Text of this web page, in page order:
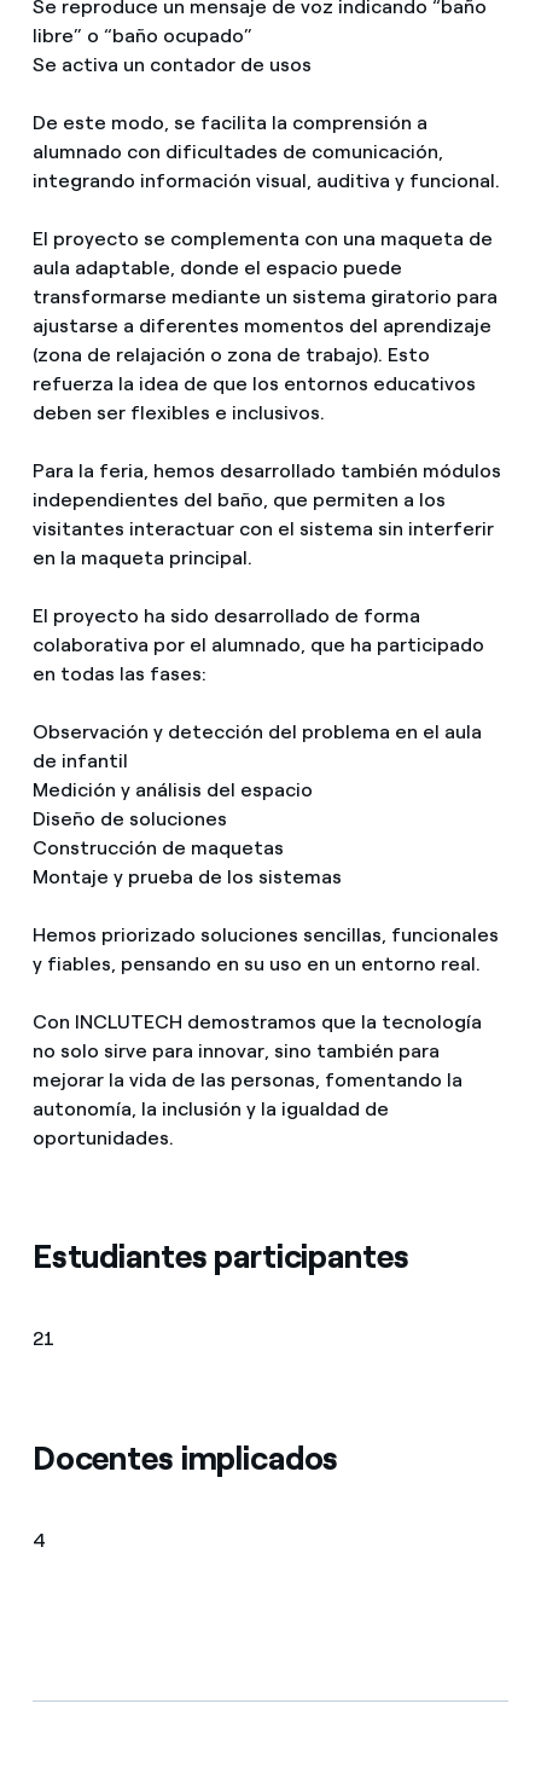
Se reproduce un mensaje de voz indicando “baño
libre” o “baño ocupado”
Se activa un contador de usos
De este modo, se facilita la comprensión a
alumnado con dificultades de comunicación,
integrando información visual, auditiva y funcional.
El proyecto se complementa con una maqueta de
aula adaptable, donde el espacio puede
transformarse mediante un sistema giratorio para
ajustarse a diferentes momentos del aprendizaje
(zona de relajación o zona de trabajo). Esto
refuerza la idea de que los entornos educativos
deben ser flexibles e inclusivos.
Para la feria, hemos desarrollado también módulos
independientes del baño, que permiten a los
visitantes interactuar con el sistema sin interferir
en la maqueta principal.
El proyecto ha sido desarrollado de forma
colaborativa por el alumnado, que ha participado
en todas las fases:
Observación y detección del problema en el aula
de infantil
Medición y análisis del espacio
Diseño de soluciones
Construcción de maquetas
Montaje y prueba de los sistemas
Hemos priorizado soluciones sencillas, funcionales
y fiables, pensando en su uso en un entorno real.
Con INCLUTECH demostramos que la tecnología
no solo sirve para innovar, sino también para
mejorar la vida de las personas, fomentando la
autonomía, la inclusión y la igualdad de
oportunidades.
Estudiantes participantes
21
Docentes implicados
4